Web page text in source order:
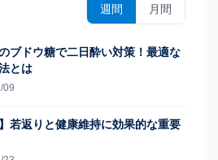
週間 月間
ブドウ糖で二日酔い対策！最適な
とは
09
】若返りと健康維持に効果的な重要